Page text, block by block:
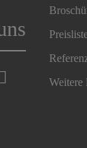
Weitere